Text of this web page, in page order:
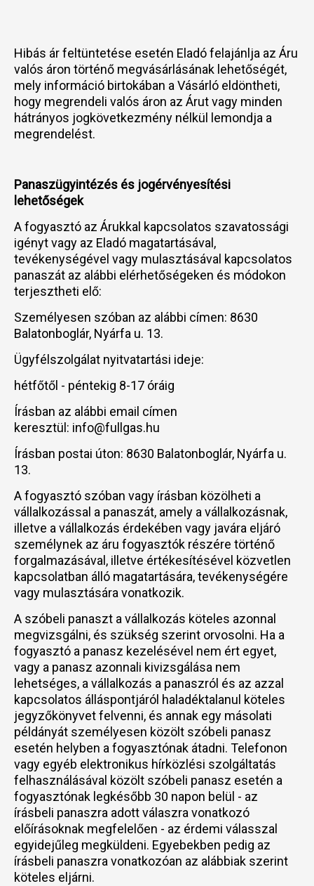
Hibás ár feltüntetése esetén Eladó felajánlja az Áru
valós áron történő megvásárlásának lehetőségét,
mely információ birtokában a Vásárló eldöntheti,
hogy megrendeli valós áron az Árut vagy minden
hátrányos jogkövetkezmény nélkül lemondja a
megrendelést.
Panaszügyintézés és jogérvényesítési
lehetőségek
A fogyasztó az Árukkal kapcsolatos szavatossági
igényt vagy az Eladó magatartásával,
tevékenységével vagy mulasztásával kapcsolatos
panaszát az alábbi elérhetőségeken és módokon
terjesztheti elő:
Személyesen szóban az alábbi címen: 8630
Balatonboglár, Nyárfa u. 13.
Ügyfélszolgálat nyitvatartási ideje:
hétfőtől - péntekig 8-17 óráig
Írásban az alábbi email címen
keresztül: info@fullgas.hu
Írásban postai úton: 8630 Balatonboglár, Nyárfa u.
13.
A fogyasztó szóban vagy írásban közölheti a
vállalkozással a panaszát, amely a vállalkozásnak,
illetve a vállalkozás érdekében vagy javára eljáró
személynek az áru fogyasztók részére történő
forgalmazásával, illetve értékesítésével közvetlen
kapcsolatban álló magatartására, tevékenységére
vagy mulasztására vonatkozik.
A szóbeli panaszt a vállalkozás köteles azonnal
megvizsgálni, és szükség szerint orvosolni. Ha a
fogyasztó a panasz kezelésével nem ért egyet,
vagy a panasz azonnali kivizsgálása nem
lehetséges, a vállalkozás a panaszról és az azzal
kapcsolatos álláspontjáról haladéktalanul köteles
jegyzőkönyvet felvenni, és annak egy másolati
példányát személyesen közölt szóbeli panasz
esetén helyben a fogyasztónak átadni. Telefonon
vagy egyéb elektronikus hírközlési szolgáltatás
felhasználásával közölt szóbeli panasz esetén a
fogyasztónak legkésőbb 30 napon belül - az
írásbeli panaszra adott válaszra vonatkozó
előírásoknak megfelelően - az érdemi válasszal
egyidejűleg megküldeni. Egyebekben pedig az
írásbeli panaszra vonatkozóan az alábbiak szerint
köteles eljárni.